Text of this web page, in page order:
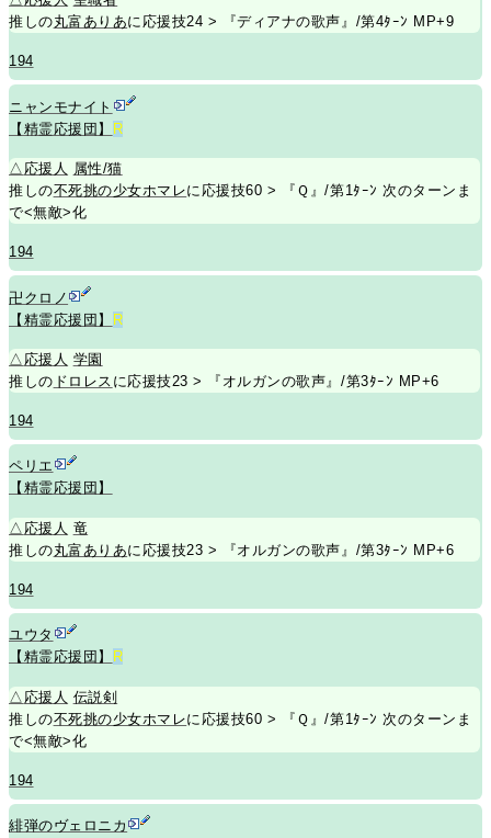
推しの丸富ありあに応援技24 > 『ディアナの歌声』/第4ﾀｰﾝ MP+9
194
ニャンモナイト
【精霊応援団】 R
△ 応援人
属性/猫
推しの不死挑の少女ホマレに応援技60 > 『Ｑ』/第1ﾀｰﾝ 次のターンま
で<無敵>化
194
卍クロノ
【精霊応援団】 R
△ 応援人 学園
推しの ドロレス に応援技23 > 『オルガンの歌声』/第3ﾀｰﾝ MP+6
194
ペリエ
【精霊応援団】
△ 応援人 竜
推しの丸富ありあに応援技23 > 『オルガンの歌声』/第3ﾀｰﾝ MP+6
194
ユウタ
【精霊応援団】
R
△ 応援人 伝説剣
推しの不死挑の少女ホマレに応援技60 > 『Ｑ』/第1ﾀｰﾝ 次のターンま
で<無敵>化
194
緋弾のヴェロニカ